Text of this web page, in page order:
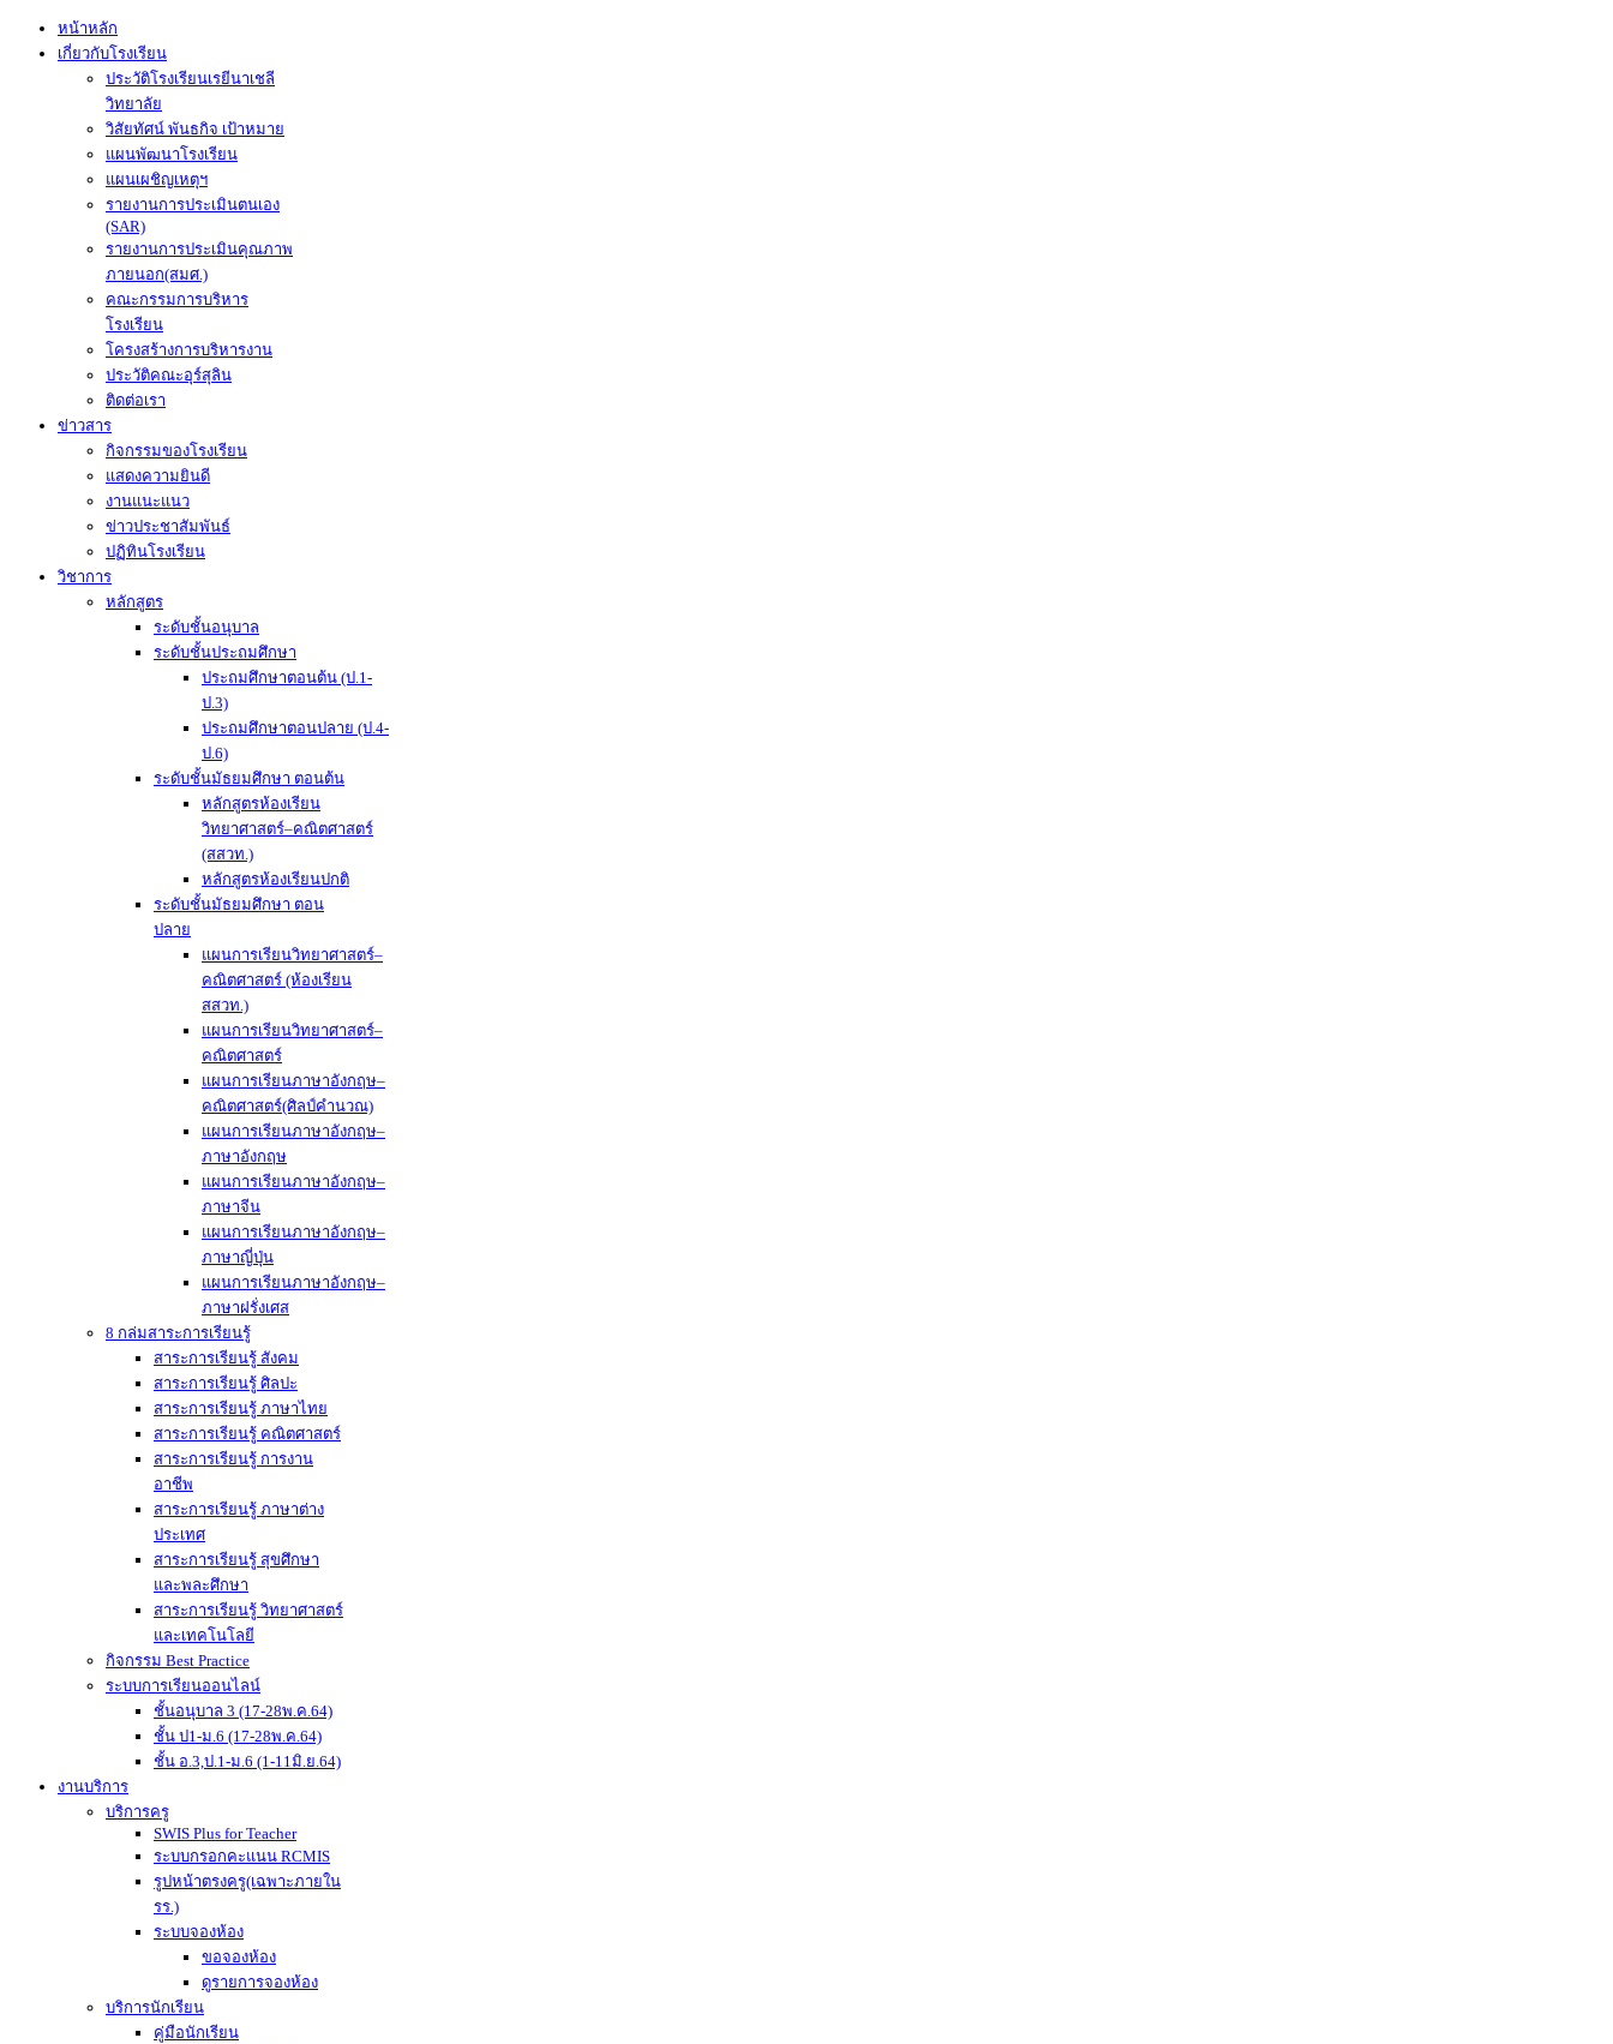
หน้าหลัก
เกี่ยวกับโรงเรียน
ประวัติโรงเรียนเรยีนาเชลี
วิทยาลัย
วิสัยทัศน์ พันธกิจ เป้าหมาย
แผนพัฒนาโรงเรียน
แผนเผชิญเหตุฯ
รายงานการประเมินตนเอง
(SAR)
รายงานการประเมินคุณภาพ
ภายนอก(สมศ.)
คณะกรรมการบริหาร
โรงเรียน
โครงสร้างการบริหารงาน
ประวัติคณะอุร์สุลิน
ติดต่อเรา
ข่าวสาร
กิจกรรมของโรงเรียน
แสดงความยินดี
งานแนะแนว
ข่าวประชาสัมพันธ์
ปฏิทินโรงเรียน
วิชาการ
หลักสูตร
ระดับชั้นอนุบาล
ระดับชั้นประถมศึกษา
ประถมศึกษาตอนต้น (ป.1-
ป.3)
ประถมศึกษาตอนปลาย (ป.4-
ป.6)
ระดับชั้นมัธยมศึกษา ตอนต้น
หลักสูตรห้องเรียน
วิทยาศาสตร์–คณิตศาสตร์
(สสวท.)
หลักสูตรห้องเรียนปกติ
ระดับชั้นมัธยมศึกษา ตอน
ปลาย
แผนการเรียนวิทยาศาสตร์–
คณิตศาสตร์ (ห้องเรียน
สสวท.)
แผนการเรียนวิทยาศาสตร์–
คณิตศาสตร์
แผนการเรียนภาษาอังกฤษ–
คณิตศาสตร์(ศิลป์คำนวณ)
แผนการเรียนภาษาอังกฤษ–
ภาษาอังกฤษ
แผนการเรียนภาษาอังกฤษ–
ภาษาจีน
แผนการเรียนภาษาอังกฤษ–
ภาษาญี่ปุ่น
แผนการเรียนภาษาอังกฤษ–
ภาษาฝรั่งเศส
8 กล่มสาระการเรียนรู้
สาระการเรียนรู้ สังคม
สาระการเรียนรู้ ศิลปะ
สาระการเรียนรู้ ภาษาไทย
สาระการเรียนรู้ คณิตศาสตร์
สาระการเรียนรู้ การงาน
อาชีพ
สาระการเรียนรู้ ภาษาต่าง
ประเทศ
สาระการเรียนรู้ สุขศึกษา
และพละศึกษา
สาระการเรียนรู้ วิทยาศาสตร์
และเทคโนโลยี
กิจกรรม Best Practice
ระบบการเรียนออนไลน์
ชั้นอนุบาล 3 (17-28พ.ค.64)
ชั้น ป1-ม.6 (17-28พ.ค.64)
ชั้น อ.3,ป.1-ม.6 (1-11มิ.ย.64)
งานบริการ
บริการครู
SWIS Plus for Teacher
ระบบกรอกคะแนน RCMIS
รูปหน้าตรงครู(เฉพาะภายใน
รร.)
ระบบจองห้อง
ขอจองห้อง
ดูรายการจองห้อง
บริการนักเรียน
คู่มือนักเรียน